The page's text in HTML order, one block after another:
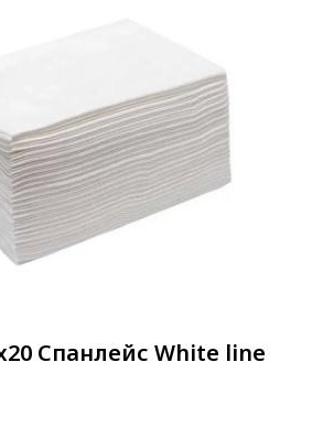
Спанлейс White line